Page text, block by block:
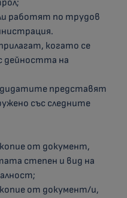
работят по трудов
когато се
дейността на
представят
със следните
от документ,
степен и вид на
от документ/и,